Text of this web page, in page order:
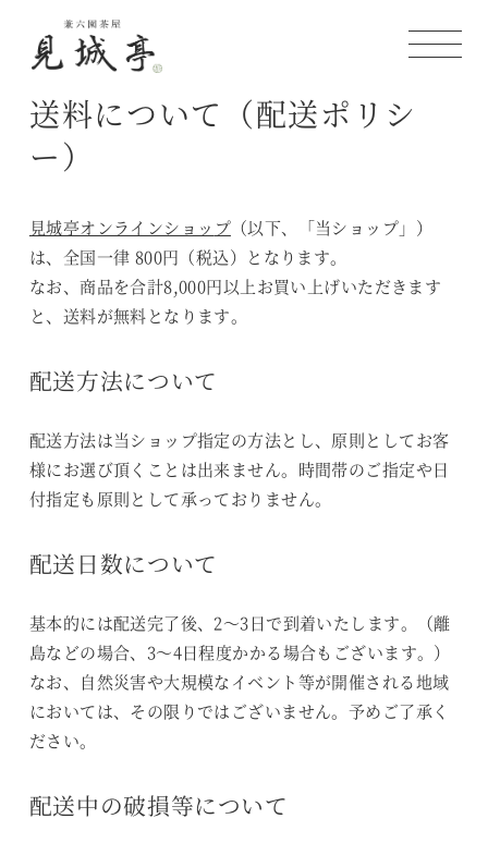
送料について（配送ポリシ
ー）
見城亭オンラインショッ プ（以下、「当ショップ」）
は、全国一律 800円（税込）となります。
なお、商品を合計8,000円以上お買い上げいただきます
と、送料が無料となります。
配送方法について
配送方法は当ショップ指定の方法とし、原則としてお客
様にお選び頂くことは出来ません。時間帯のご指定や日
付指定も原則として承っておりません。
配送日数について
基本的には配送完了後、2〜3日で到着いたします。（離
島などの場合、3〜4日程度かかる場合もございます。）
なお、自然災害や大規模なイベント等が開催される地域
においては、その限りではございません。予めご了承く
ださい。
配送中の破損等について